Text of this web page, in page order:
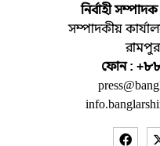
নির্বাহী
সম্পাদকীয়
ফোন :